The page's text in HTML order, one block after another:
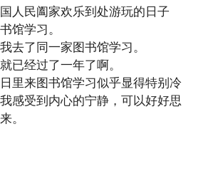
人民阖家欢乐到处游玩的日子
馆学习。
去了同一家图书馆学习。
已经过了一年了啊。
里来图书馆学习似乎显得特别冷
感受到内心的宁静，可以好好思
。